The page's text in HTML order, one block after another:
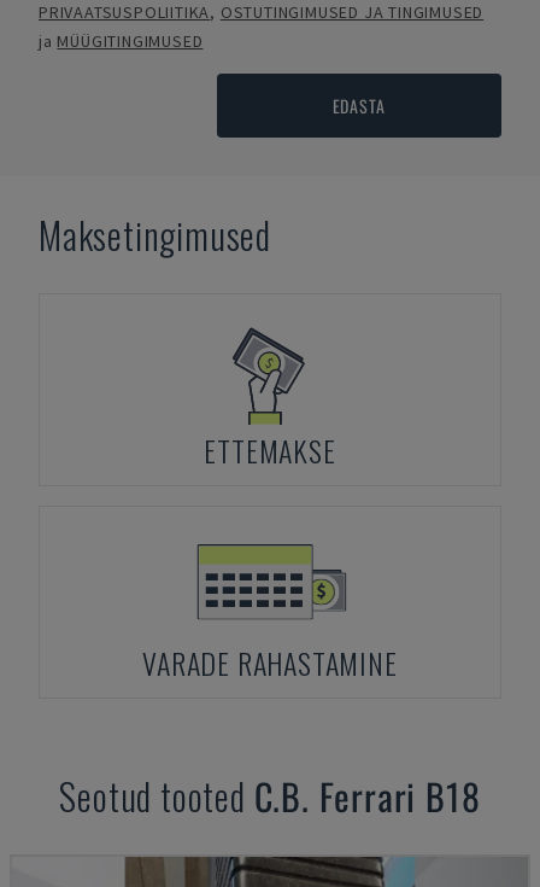
PRIVAATSUSPOLIITIKA, OSTUTINGIMUSED JA TINGIMUSED
ja MÜÜGITINGIMUSED
EDASTA
Maksetingimused
ETTEMAKSE
VARADE RAHASTAMINE
Seotud tooted C.B. Ferrari B18